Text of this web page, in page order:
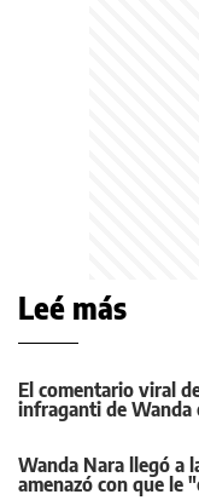
Leé más
El comentario viral
infraganti de Wanda
Wanda Nara llegó a
amenazó con que le